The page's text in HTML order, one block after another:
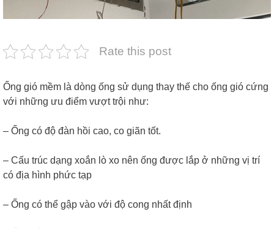
Rate this post
Ống gió mềm là dòng ống sử dụng thay thế cho ống gió cứng
với những ưu điểm vượt trội như:
– Ống có độ đàn hồi cao, co giãn tốt.
– Cấu trúc dạng xoắn lò xo nên ống được lắp ở những vị trí
có địa hình phức tạp
– Ống có thể gập vào với độ cong nhất định